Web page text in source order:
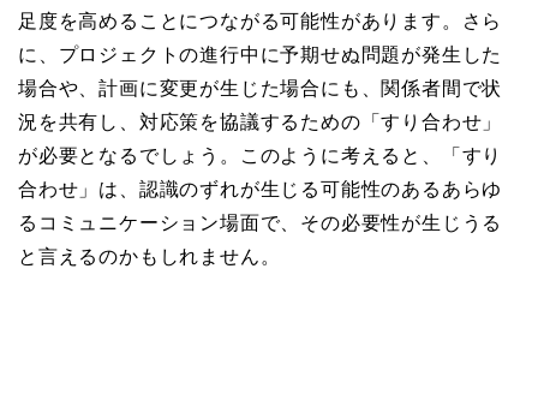
足度を高めることにつながる可能性があります。さら
に、プロジェクトの進行中に予期せぬ問題が発生した
場合や、計画に変更が生じた場合にも、関係者間で状
況を共有し、対応策を協議するための「すり合わせ」
が必要となるでしょう。このように考えると、「すり
合わせ」は、認識のずれが生じる可能性のあるあらゆ
るコミュニケーション場面で、その必要性が生じうる
と言えるのかもしれません。